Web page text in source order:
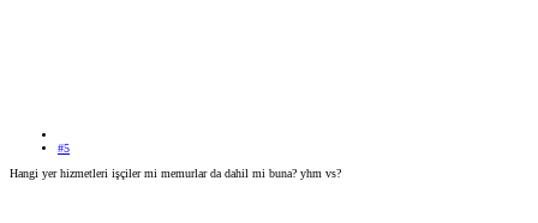
#5
Hangi yer hizmetleri işçiler mi memurlar da dahil mi buna? yhm vs?